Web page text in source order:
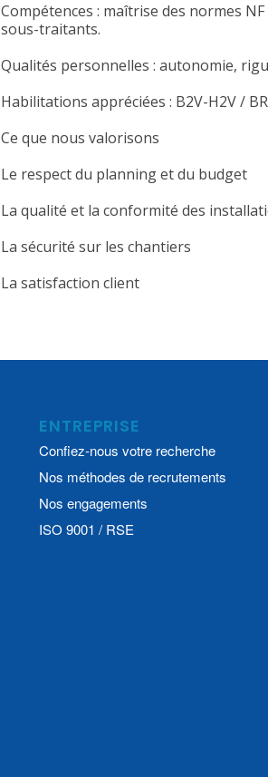
Compétences : maîtrise des normes
sous-traitants.
Qualités personnelles : autonomie,
Habilitations appréciées : B2V-H2V /
Ce que nous valorisons
Le respect du planning et du budget
La qualité et la conformité des
La sécurité sur les chantiers
La satisfaction client
ENTREPRISE
Confiez-nous votre recherche
Nos méthodes de recrutements
Nos engagements
ISO 9001 / RSE